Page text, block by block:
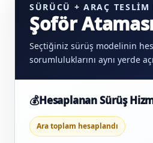
SÜRÜCÜ + ARAÇ TESLIM
Şoför
Seçtiğiniz sürüş modelinin
sorumluluklarını aynı yerde
💰Hesaplanan Sürüş
Ara toplam hesaplandı